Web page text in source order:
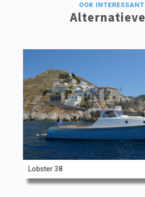
OOK INTERESSANT
Lobster 38